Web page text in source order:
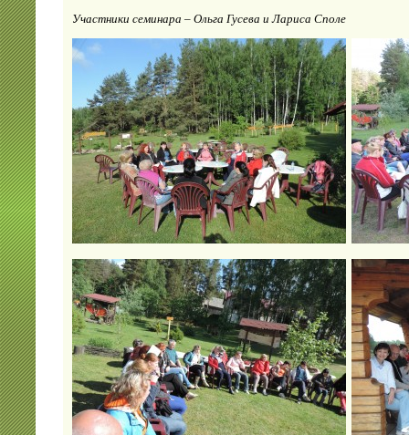
Участники семинара – Ольга Гусева и Лариса Споле